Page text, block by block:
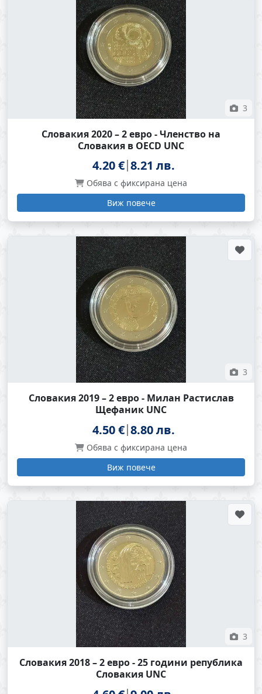
3
Словакия 2020 – 2 евро - Членство на
Словакия в OECD UNC
4.20 € 8.21 лв.
Обява с фиксирана цена
Виж повече
3
Словакия 2019 – 2 евро - Милан Растислав
Щефаник UNC
4.50 € 8.80 лв.
Обява с фиксирана цена
Виж повече
3
Словакия 2018 – 2 евро - 25 години република
Словакия UNC